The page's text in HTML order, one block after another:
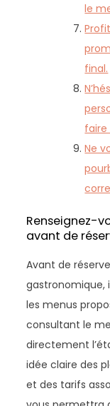
le
final.
Ne
Renseignez-
avant de
Avant de
gastronomique,
les menus
consultant le
directement
idée claire des
et des tarifs